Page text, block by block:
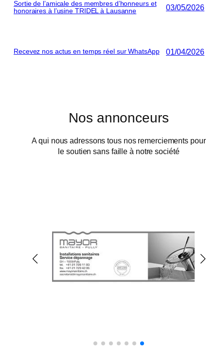
Sortie de l’amicale des membres d’honneurs et
honoraires à l’usine TRIDEL à Lausanne
03/05/2026
Recevez nos actus en temps réel sur WhatsApp 01/04/2026
Nos annonceurs
A qui nous adressons tous nos remerciements pour
le soutien sans faille à notre société